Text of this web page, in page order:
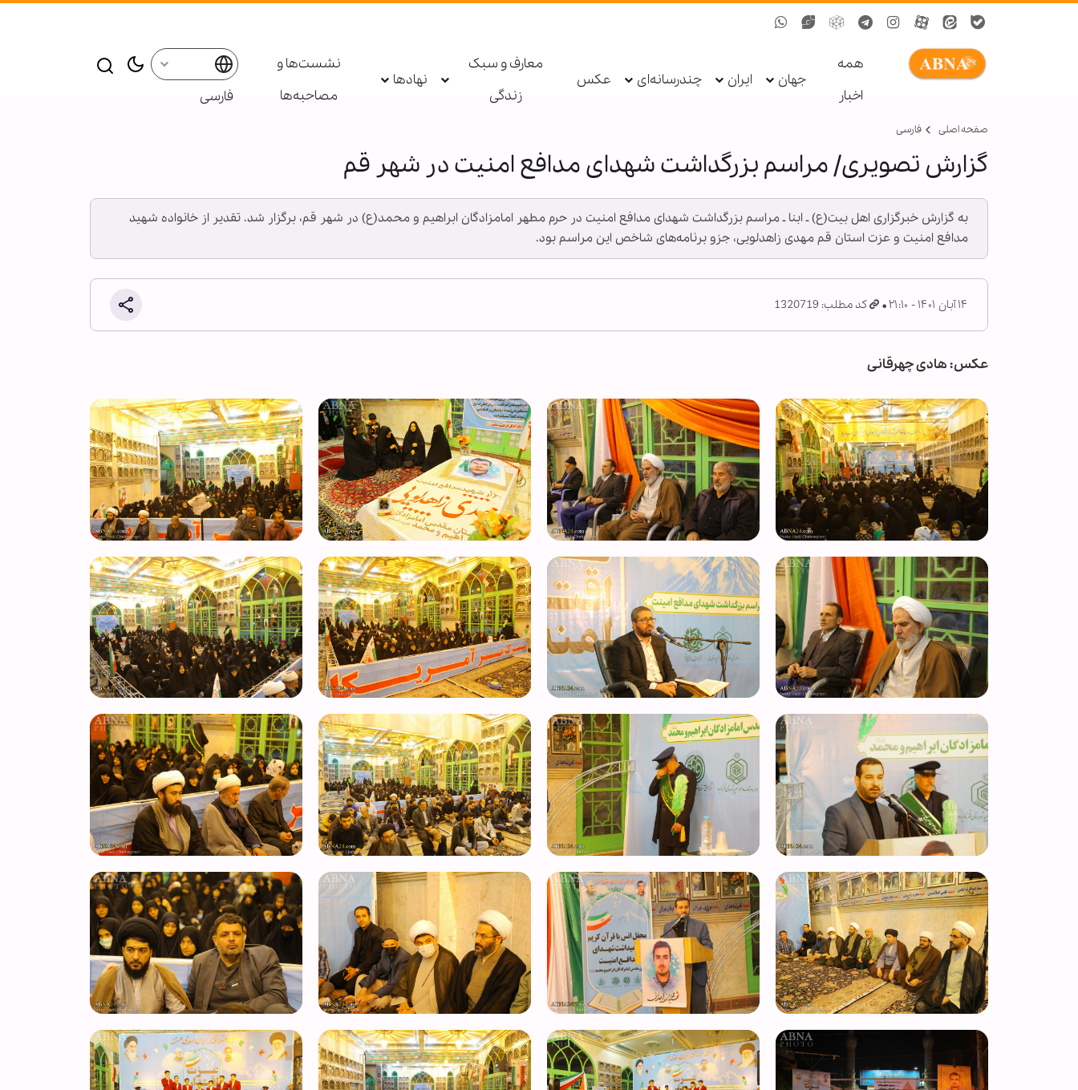
همه
اخبار
جهان ایران چندرسانه‌ای عکس
معارف و سبک
زندگی
نهادها
نشست‌ها و
مصاحبه‌ها
فارسی
صفحه اصلی فارسی
گزارش تصویری/ مراسم بزرگداشت شهدای مدافع امنیت در شهر قم
به گزارش خبرگزاری اهل بیت(ع) ـ ابنا ـ مراسم بزرگداشت شهدای مدافع امنیت در حرم مطهر امامزادگان ابراهیم و محمد(ع) در شهر قم، برگزار شد. تقدیر از خانواده شهید
مدافع امنیت و عزت استان قم مهدی زاهدلویی، جزو برنامه‌های شاخص این مراسم بود.
۱۴ آبان ۱۴۰۱ - ۲۱:۱۰ کد مطلب: 1320719
عکس: هادی چهرقانی